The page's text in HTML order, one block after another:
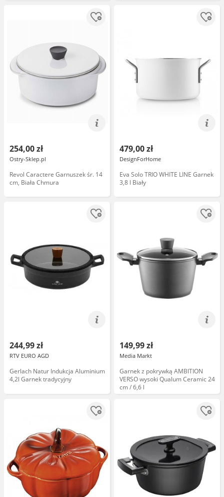
254,00 zł
Ostry-Sklep.pl
Revol Caractere Garnuszek śr. 14
cm, Biała Chmura
479,00 zł
DesignForHome
Eva Solo TRIO WHITE LINE Garnek
3,8 l Biały
244,99 zł
RTV EURO AGD
Gerlach Natur Indukcja Aluminium
4,2l Garnek tradycyjny
149,99 zł
Media Markt
Garnek z pokrywką AMBITION
VERSO wysoki Qualum Ceramic 24
cm / 6,6 l